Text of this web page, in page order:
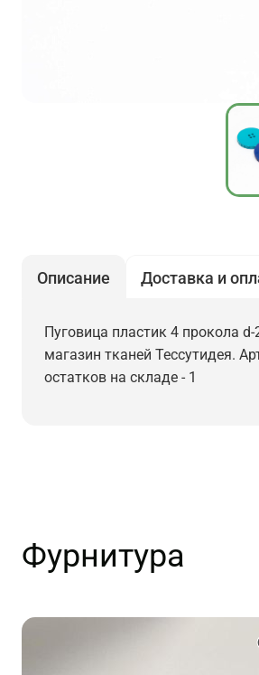
Описание Доставка и
Пуговица пластик 4 прокола
магазин тканей Тессутидея.
остатков на складе - 1
Фурнитура